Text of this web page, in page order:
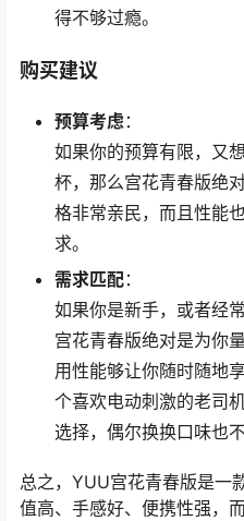
得不够过瘾。
购买建议
预算考虑：
如果你的预算有限，又
杯，那么宫花青春版绝
格非常亲民，而且性能
求。
需求匹配：
如果你是新手，或者经
宫花青春版绝对是为你
用性能够让你随时随地
个喜欢电动刺激的老司
选择，偶尔换换口味也不
总之，YUU宫花青春版是一
值高、手感好、便携性强，